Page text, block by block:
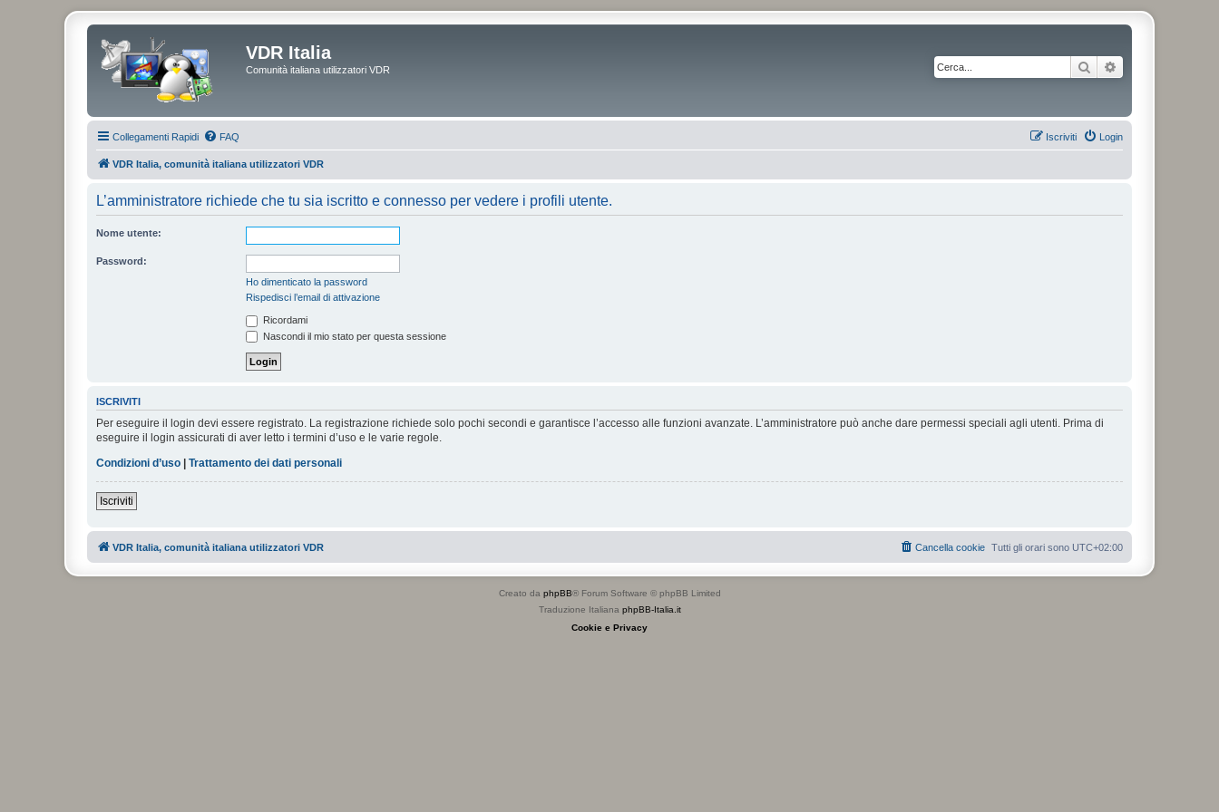
VDR Italia
Comunità italiana utilizzatori VDR Cerca
Collegamenti Rapidi FAQ Login
Iscriviti
VDR Italia, comunità italiana utilizzatori VDR
L’amministratore richiede che tu sia iscritto e connesso per vedere i profili utente.
Nome utente:
Password:
Ho dimenticato la password
Rispedisci l’email di attivazione
Ricordami
Nascondi il mio stato per questa sessione
ISCRIVITI
Per eseguire il login devi essere registrato. La registrazione richiede solo pochi secondi e garantisce l’accesso alle funzioni avanzate. L’amministratore può anche dare permessi speciali agli utenti. Prima di
eseguire il login assicurati di aver letto i termini d’uso e le varie regole.
Condizioni d’uso | Trattamento dei dati personali
Iscriviti
VDR Italia, comunità italiana utilizzatori VDR Tutti gli orari sono UTC+02:00
Cancella cookie
Creato da phpBB® Forum Software © phpBB Limited
Traduzione Italiana phpBB-Italia.it
Cookie e Privacy